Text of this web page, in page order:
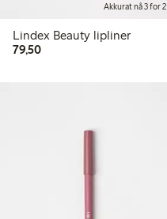
Akkurat nå 3 for 2
Lindex Beauty lipliner
79,5079,50 kr